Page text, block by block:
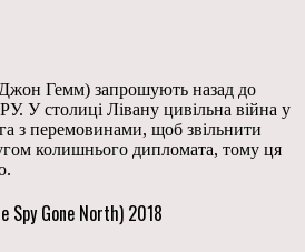
Гемм) запрошують назад до
У столиці Лівану цивільна війна у
з перемовинами, щоб звільнити
колишнього дипломата, тому ця
Spy Gone North) 2018